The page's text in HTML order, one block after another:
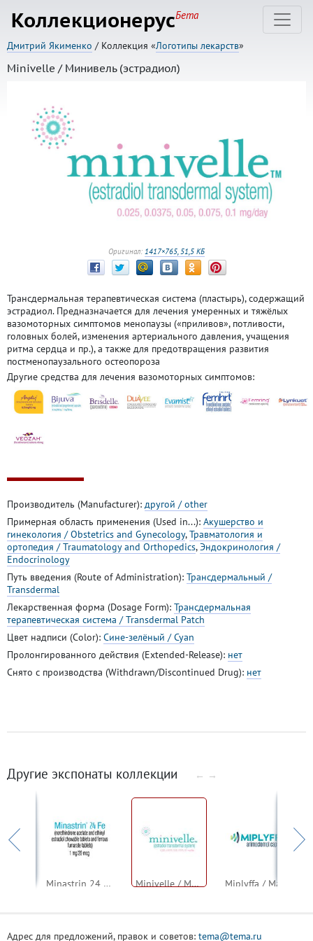
КоллекционерусБета
Дмитрий Якименко / Коллекция «Логотипы лекарств»
Minivelle / Минивель (эстрадиол)
Оригинал: 1417×765, 51,5 КБ
Трансдермальная терапевтическая система (пластырь), содержащий
эстрадиол. Предназначается для лечения умеренных и тяжёлых
вазомоторных симптомов менопаузы («приливов», потливости,
головных болей, изменения артериального давления, учащения
ритма сердца и пр.), а также для предотвращения развития
постменопаузального остеопороза
Другие средства для лечения вазомоторных симптомов:
Производитель (Manufacturer): другой / other
Примерная область применения (Used in...): Акушерство и
гинекология / Obstetrics and Gynecology,Травматология и
ортопедия / Traumatology and Orthopedics,Эндокринология /
Endocrinology
Путь введения (Route of Administration): Трансдермальный /
Transdermal
Лекарственная форма (Dosage Form): Трансдермальная
терапевтическая система / Transdermal Patch
Цвет надписи (Color): Сине-зелёный / Cyan
Пролонгированного действия (Extended-Release): нет
Снято с производства (Withdrawn/Discontinued Drug): нет
Другие экспонаты коллекции ← →
Minastrin 24 Fe / Минастрин 24 Фей (норэтиндрона ацетат + этинилэстрадиол; железа фумарат) Minivelle / Минивель (эстрадиол)
Адрес для предложений, правок и советов: tema@tema.ru